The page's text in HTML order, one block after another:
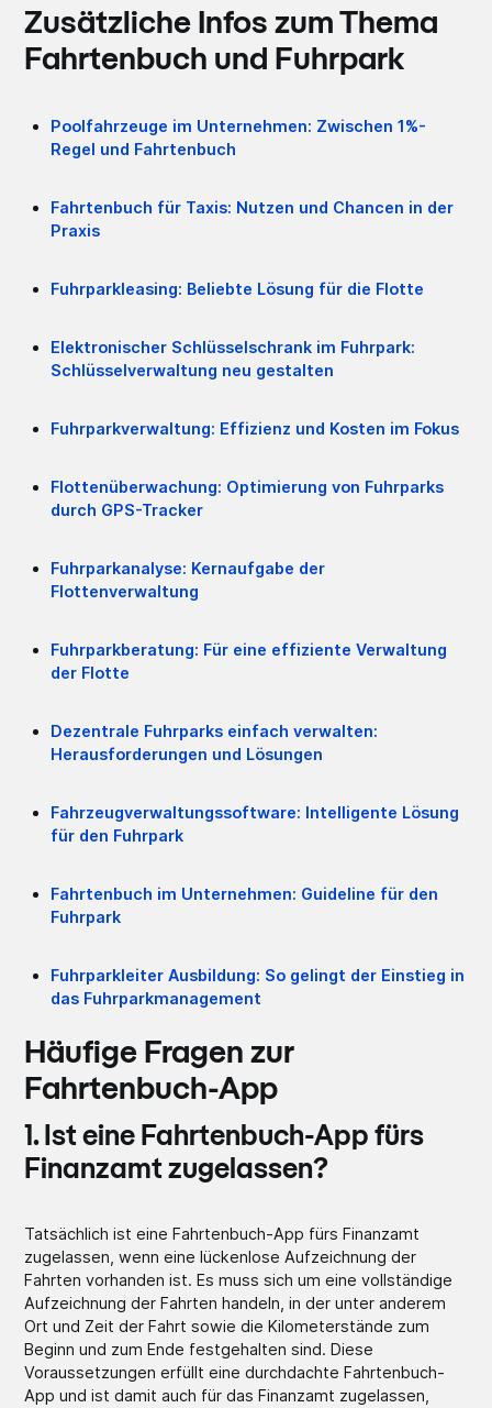
Zusätzliche Infos zum Thema
Fahrtenbuch und Fuhrpark
Poolfahrzeuge im Unternehmen: Zwischen 1%-
Regel und Fahrtenbuch
Fahrtenbuch für Taxis: Nutzen und Chancen in der
Praxis
Fuhrparkleasing: Beliebte Lösung für die Flotte
Elektronischer Schlüsselschrank im Fuhrpark:
Schlüsselverwaltung neu gestalten
Fuhrparkverwaltung: Effizienz und Kosten im Fokus
Flottenüberwachung: Optimierung von Fuhrparks
durch GPS-Tracker
Fuhrparkanalyse: Kernaufgabe der
Flottenverwaltung
Fuhrparkberatung: Für eine effiziente Verwaltung
der Flotte
Dezentrale Fuhrparks einfach verwalten:
Herausforderungen und Lösungen
Fahrzeugverwaltungssoftware: Intelligente Lösung
für den Fuhrpark
Fahrtenbuch im Unternehmen: Guideline für den
Fuhrpark
Fuhrparkleiter Ausbildung: So gelingt der Einstieg in
das Fuhrparkmanagement
Häufige Fragen zur
Fahrtenbuch-App
1. Ist eine Fahrtenbuch-App fürs
Finanzamt zugelassen?
Tatsächlich ist eine Fahrtenbuch-App fürs Finanzamt
zugelassen, wenn eine lückenlose Aufzeichnung der
Fahrten vorhanden ist. Es muss sich um eine vollständige
Aufzeichnung der Fahrten handeln, in der unter anderem
Ort und Zeit der Fahrt sowie die Kilometerstände zum
Beginn und zum Ende festgehalten sind. Diese
Voraussetzungen erfüllt eine durchdachte Fahrtenbuch-
App und ist damit auch für das Finanzamt zugelassen,